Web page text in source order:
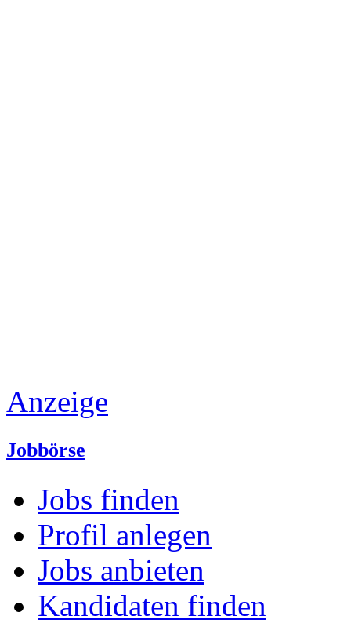
Anzeige
Jobbörse
Jobs finden
Profil anlegen
Jobs anbieten
Kandidaten finden